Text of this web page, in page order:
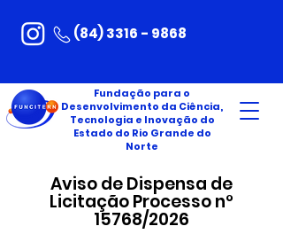
(84) 3316 - 9868
Fundação para o
Desenvolvimento da Ciência,
Tecnologia e Inovação do
Estado do Rio Grande do
Norte
Aviso de Dispensa de
Licitação Processo n°
15768/2026